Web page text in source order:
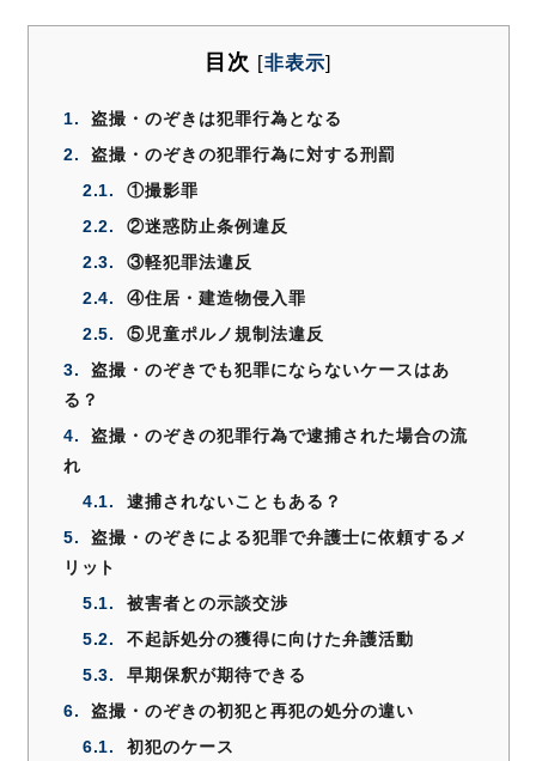
目次 [非表示]
1.
盗撮・のぞきは犯罪行為となる
2.
盗撮・のぞきの犯罪行為に対する刑罰
2.1.
①撮影罪
2.2.
②迷惑防止条例違反
2.3.
③軽犯罪法違反
2.4.
④住居・建造物侵入罪
2.5.
⑤児童ポルノ規制法違反
3.
盗撮・のぞきでも犯罪にならないケースはあ
る？
4.
盗撮・のぞきの犯罪行為で逮捕された場合の流
れ
4.1.
逮捕されないこともある？
5.
盗撮・のぞきによる犯罪で弁護士に依頼するメ
リット
5.1.
被害者との示談交渉
5.2.
不起訴処分の獲得に向けた弁護活動
5.3.
早期保釈が期待できる
6.
盗撮・のぞきの初犯と再犯の処分の違い
6.1.
初犯のケース